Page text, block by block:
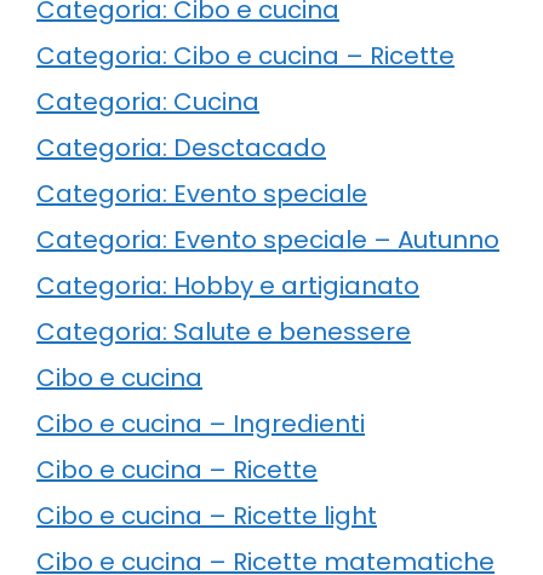
Categoria: Cibo e cucina
Categoria: Cibo e cucina – Ricette
Categoria: Cucina
Categoria: Desctacado
Categoria: Evento speciale
Categoria: Evento speciale – Autunno
Categoria: Hobby e artigianato
Categoria: Salute e benessere
Cibo e cucina
Cibo e cucina – Ingredienti
Cibo e cucina – Ricette
Cibo e cucina – Ricette light
Cibo e cucina – Ricette matematiche